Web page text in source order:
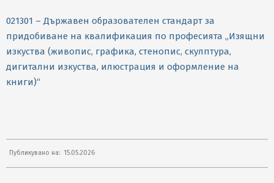
021301 – Държавен образователен стандарт за
придобиване на квалификация по професията „Изящни
изкуства (живопис, графика, стенопис, скулптура,
дигитални изкуства, илюстрация и оформление на
книги)“
Публикувано на: 15.05.2026